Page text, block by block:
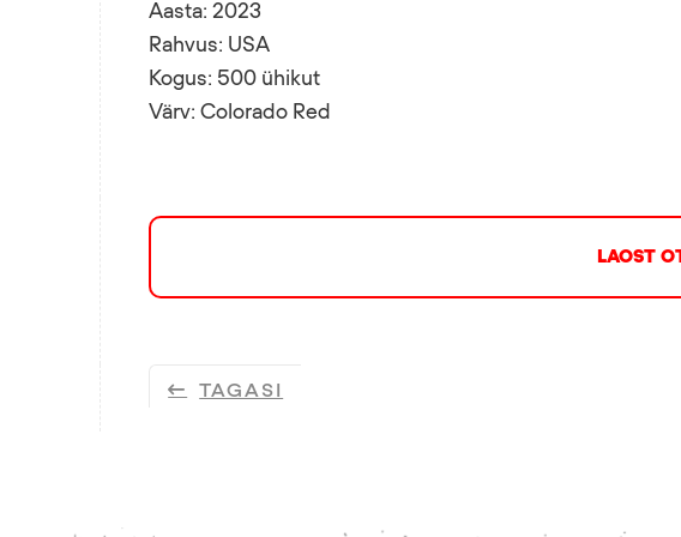
Aasta: 2023
Rahvus: USA
Kogus: 500 ühikut
Värv: Colorado Red
LAOST
TAGASI